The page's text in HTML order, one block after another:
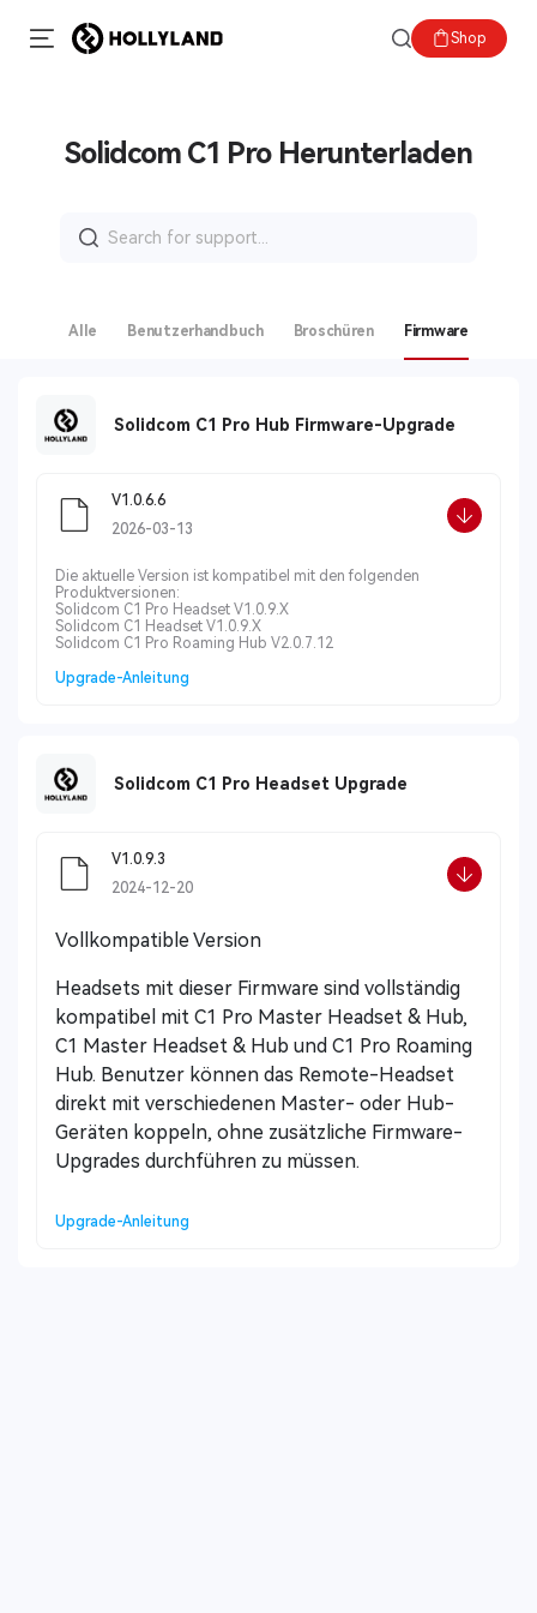
Shop
Solidcom C1 Pro Herunterladen
for:
Alle Benutzerhandbuch Broschüren Firmware
Solidcom C1 Pro Hub Firmware-Upgrade
V1.0.6.6
2026-03-13
Die aktuelle Version ist kompatibel mit den folgenden
Produktversionen:
Solidcom C1 Pro Headset V1.0.9.X
Solidcom C1 Headset V1.0.9.X
Solidcom C1 Pro Roaming Hub V2.0.7.12
Upgrade-Anleitung
Solidcom C1 Pro Headset Upgrade
V1.0.9.3
2024-12-20
Vollkompatible Version
Headsets mit dieser Firmware sind vollständig
kompatibel mit C1 Pro Master Headset & Hub,
C1 Master Headset & Hub und C1 Pro Roaming
Hub. Benutzer können das Remote-Headset
direkt mit verschiedenen Master- oder Hub-
Geräten koppeln, ohne zusätzliche Firmware-
Upgrades durchführen zu müssen.
Upgrade-Anleitung